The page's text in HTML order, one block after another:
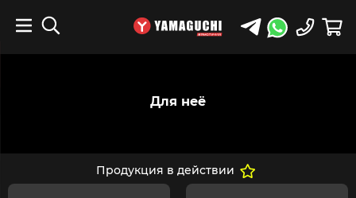
Для неё
Продукция в действии